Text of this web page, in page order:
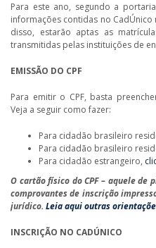
Para este ano, segundo a
informações contidas no
disso, estarão aptas as
transmitidas pelas instituições de
EMISSÃO DO CPF
Para emitir o CPF, basta
Veja a seguir como fazer:
Para cidadão brasileiro
Para cidadão brasileiro
Para cidadão estrangeiro,
O cartão físico do CPF – aquele de
comprovantes de inscrição
jurídico. Leia aqui outras
INSCRIÇÃO NO CADÚNICO